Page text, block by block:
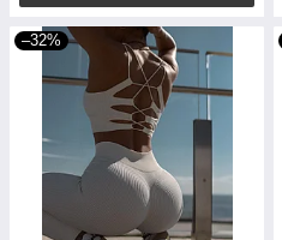
–32%